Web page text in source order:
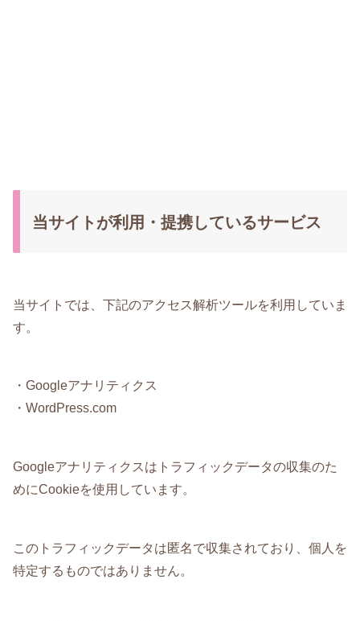
当サイトが利用・提携しているサービス
当サイトでは、下記のアクセス解析ツールを利用していま
す。
・Googleアナリティクス
・WordPress.com
Googleアナリティクスはトラフィックデータの収集のた
めにCookieを使用しています。
このトラフィックデータは匿名で収集されており、個人を
特定するものではありません。